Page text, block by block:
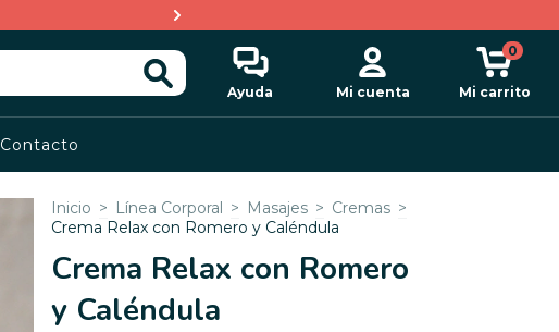
Ayuda Mi cuenta Mi carrito
0
Contacto
Inicio > Línea Corporal > Masajes > Cremas >
Crema Relax con Romero y Caléndula
Crema Relax con Romero
y Caléndula